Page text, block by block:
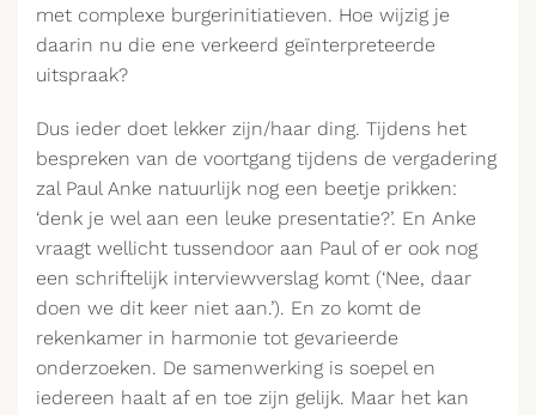
met complexe burgerinitiatieven. Hoe wijzig je
daarin nu die ene verkeerd geïnterpreteerde
uitspraak?
Dus ieder doet lekker zijn/haar ding. Tijdens het
bespreken van de voortgang tijdens de vergadering
zal Paul Anke natuurlijk nog een beetje prikken:
‘denk je wel aan een leuke presentatie?’. En Anke
vraagt wellicht tussendoor aan Paul of er ook nog
een schriftelijk interviewverslag komt (‘Nee, daar
doen we dit keer niet aan.’). En zo komt de
rekenkamer in harmonie tot gevarieerde
onderzoeken. De samenwerking is soepel en
iedereen haalt af en toe zijn gelijk. Maar het kan